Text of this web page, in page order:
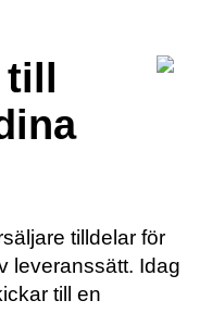
tilldelar för
leveranssätt. Idag
till en